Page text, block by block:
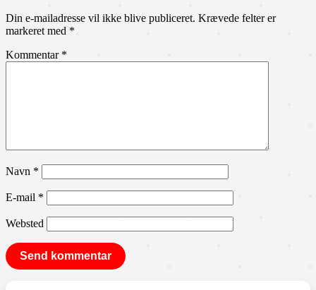
Din e-mailadresse vil ikke blive publiceret. Krævede felter er
markeret med *
Kommentar *
Navn *
E-mail *
Websted